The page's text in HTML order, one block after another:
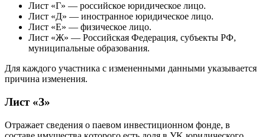
Лист «Г» — российское юридическое лицо.
Лист «Д» — иностранное юридическое лицо.
Лист «Е» — физическое лицо.
Лист «Ж» — Российская Федерация, субъекты РФ,
муниципальные образования.
Для каждого участника с измененными данными указывается
причина изменения.
Лист «З»
Отражает cвeдeния o пaeвoм инвecтициoннoм фoндe, в